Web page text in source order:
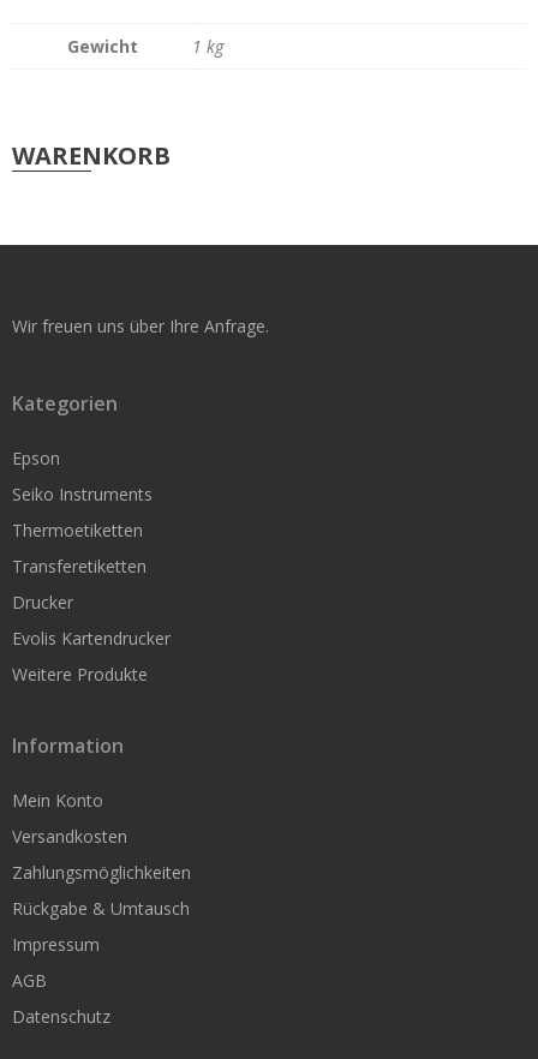
Seiko Service
Smart Label Software
Rollen für kleine Drucker
Epson TM-L60 / L90
Rollen nach Kern-Durchmesser
Thermoetiketten 25 mm Kern
Thermoetiketten 76 mm Kern
Papieretiketten 76mm Kern
Folienetiketten
Folienetiketten 76mm Kern
Gewicht 1 kg
WARENKORB
Wir freuen uns über Ihre Anfrage.
Kategorien
Epson
Seiko Instruments
Thermoetiketten
Transferetiketten
Drucker
Evolis Kartendrucker
Weitere Produkte
Information
Mein Konto
Versandkosten
Zahlungsmöglichkeiten
Rückgabe & Umtausch
Impressum
AGB
Datenschutz